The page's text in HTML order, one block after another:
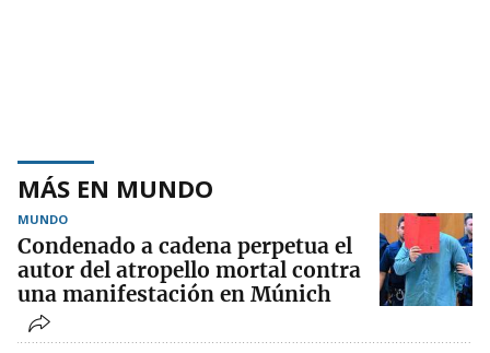
MÁS EN MUNDO
MUNDO
Condenado a cadena perpetua el
autor del atropello mortal contra
una manifestación en Múnich